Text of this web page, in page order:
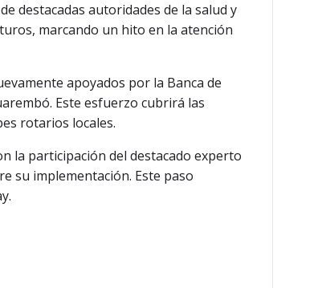
destacadas autoridades de la salud y
marcando un hito en la atención
apoyados por la Banca de
Este esfuerzo cubrirá las
rotarios locales.
la participación del destacado experto
su implementación. Este paso